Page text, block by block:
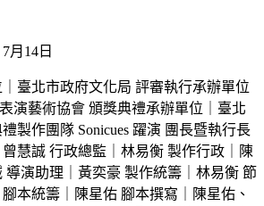
7月14日
臺北市政府文化局 評審執行承辦單位
演藝術協會 頒獎典禮承辦單位｜臺北
製作團隊 Sonicues 躍演 團長暨執行長
曾慧誠 行政總監｜林易衡 製作行政｜陳
導演助理｜黃奕豪 製作統籌｜林易衡 節
本統籌｜陳星佑 腳本撰寫｜陳星佑、